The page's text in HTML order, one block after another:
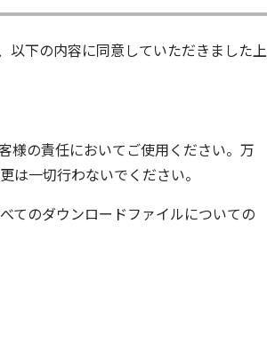
以下の内容に同意していただきました上
様の責任においてご使用ください。万
一切行わないでください。
てのダウンロードファイルについての